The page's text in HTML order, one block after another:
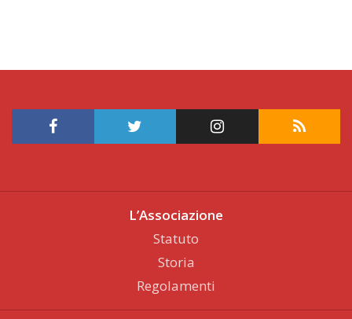
L’Associazione
Statuto
Storia
Regolamenti